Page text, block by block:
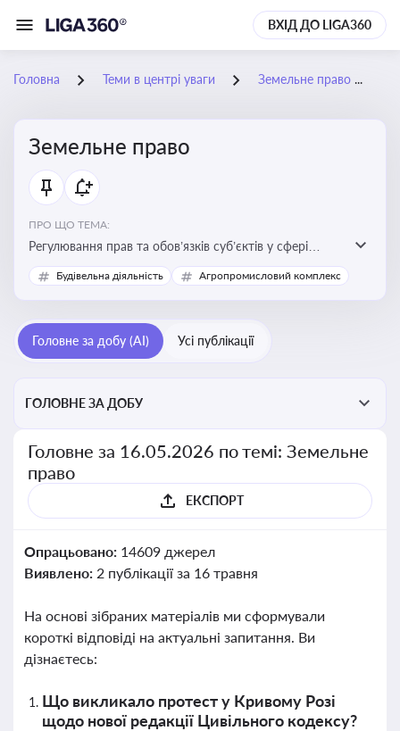
ВХІД ДО LIGA360
Головна Теми в центрі уваги Земельне право
Земельне право
ПРО ЩО ТЕМА:
Регулювання прав та обов’язків суб’єктів у сфері
користування землею, земельний сервітут, що є
критично важливим для захисту майнових прав
ефективного управління земельними ресурсами
Будівельна діяльність Агропромисловий комплекс
Головне за добу (AI) Усі публікації
ГОЛОВНЕ ЗА ДОБУ
Головне за 16.05.2026 по темі: Земельне
право
ЕКСПОРТ
Опрацьовано: 14609 джерел
Виявлено: 2 публікації за 16 травня
На основі зібраних матеріалів ми сформували
короткі відповіді на актуальні запитання. Ви
дізнаєтесь:
Що викликало протест у Кривому Розі
щодо нової редакції Цивільного кодексу?